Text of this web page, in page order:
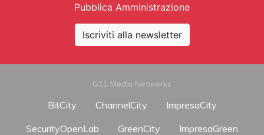
Pubblica Amministrazione
Iscriviti alla newsletter
G11 Media Networks
BitCity ChannelCity
ImpresaCity
SecurityOpenLab
GreenCity
ImpresaGreen